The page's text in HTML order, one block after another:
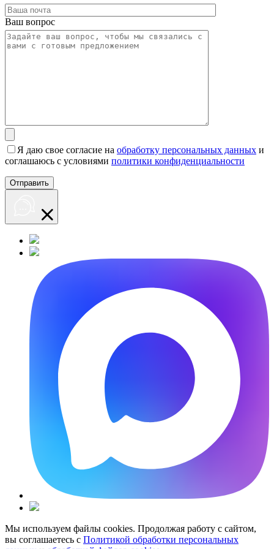
Ваш вопрос
Я даю свое согласие на обработку персональных данных и
соглашаюсь с условиями политики конфиденциальности
Мы используем файлы cookies. Продолжая работу с сайтом,
вы соглашаетесь с Политикой обработки персональных